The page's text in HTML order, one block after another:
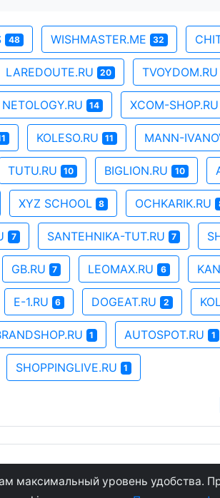
48 WISHMASTER.ME 32
LAREDOUTE.RU 20
NETOLOGY.RU 14 XCOM-
KOLESO.RU 11 MANN-
TUTU.RU 10 BIGLION.RU 10
XYZ SCHOOL 8 OCHKARIK.RU
7 SANTEHNIKA-TUT.RU 7
GB.RU 7 LEOMAX.RU 6
E-1.RU 6 DOGEAT.RU 2
1 AUTOSPOT.RU 1
SHOPPINGLIVE.RU 1
максимальный уровень удобства.